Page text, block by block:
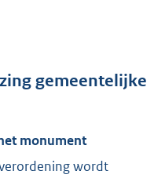
gemeentelijke
monument
wordt